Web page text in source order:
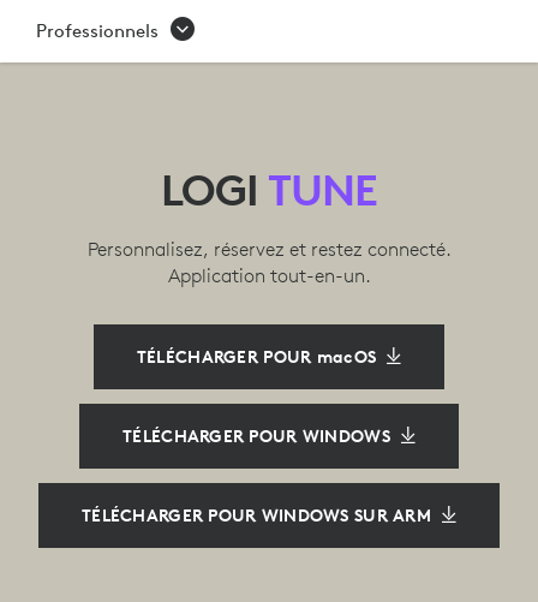
APPLICATION
LOGITECH
Professionnels
LOGI TUNE
Personnalisez, réservez et restez connecté.
Application tout-en-un.
TÉLÉCHARGER POUR macOS
TÉLÉCHARGER POUR WINDOWS
TÉLÉCHARGER POUR WINDOWS SUR ARM